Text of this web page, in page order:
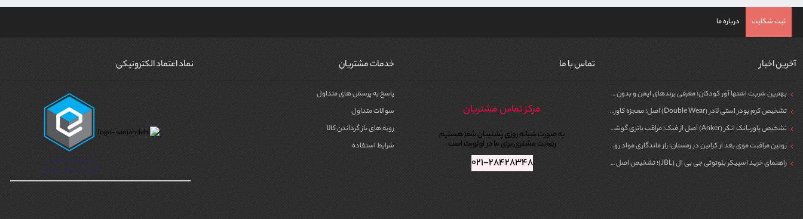
ثبت شکایت درباره ما
آخرین اخبار
بهترین شربت اشتها آور کودکان؛ معرفی برندهای ایمن و بدون سیپروهپتادین
تشخیص کرم پودر استی لادر (Double Wear) اصل؛ معجزه کاور برای پوست
تشخیص پاوربانک انکر (Anker) اصل از فیک؛ مراقب باتری گوشی خود باشید!
روتین مراقبت موی بعد از کراتین در زمستان؛ راز ماندگاری مواد روی مو
راهنمای خرید اسپیکر بلوتوثی جی بی ال (JBL)؛ تشخیص اصل از فیک برای مهمونی
تماس با ما
مرکز تماس مشتریان
به صورت شبانه روزی پشتیبان شما هستیم
رضایت مشتری برای ما در اولویت است
۰۲۱-۲۸۴۲۸۳۴۸
خدمات مشتریان
پاسخ به پرسش های متداول
سوالات متداول
رویه های باز گرداندن کالا
شرایط استفاده
نماد اعتماد الکترونیکی